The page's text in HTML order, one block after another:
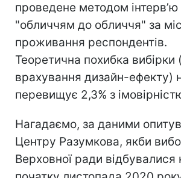
проведене методом інтерв’ю
"обличчям до обличчя" за
проживання респондентів.
Теоретична похибка вибірки
врахування дизайн-ефекту)
перевищує 2,3% з
Нагадаємо, за даними
Центру Разумкова, якби
Верховної ради відбувалися